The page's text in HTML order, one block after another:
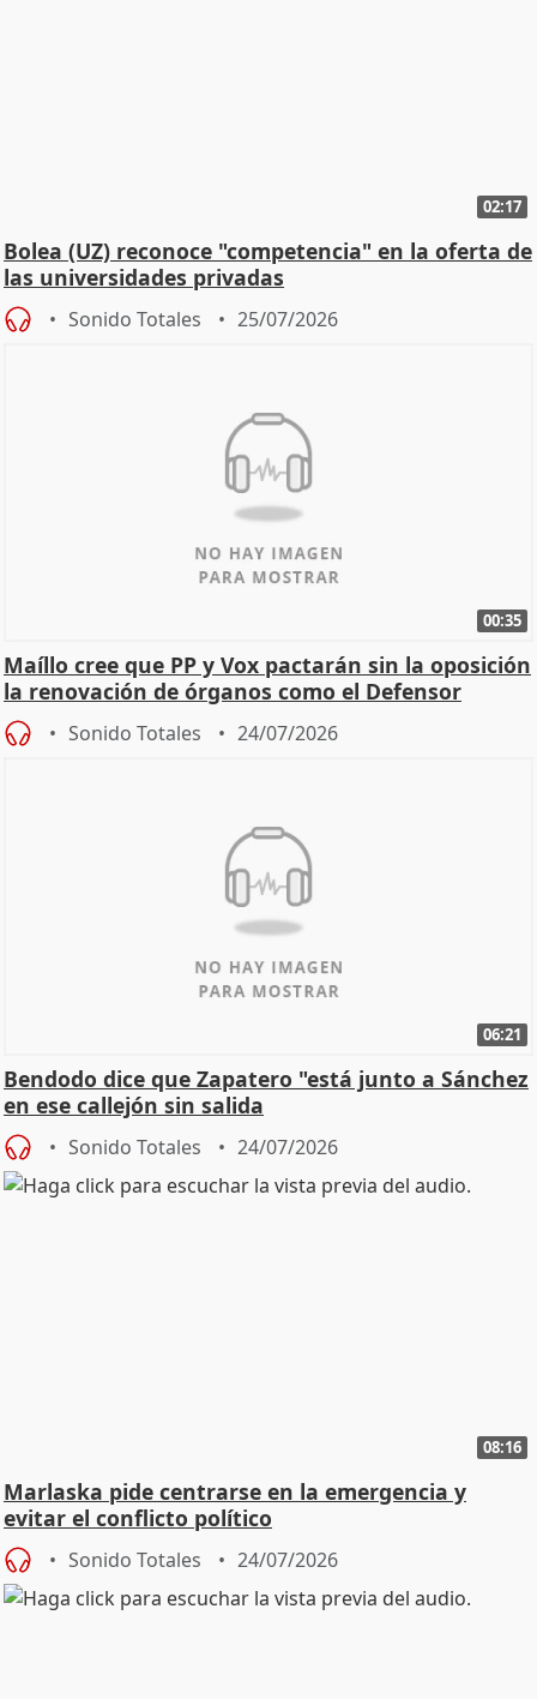
02:17
Bolea (UZ) reconoce "competencia" en la oferta de
las universidades privadas
Sonido Totales 25/07/2026
00:35
Maíllo cree que PP y Vox pactarán sin la oposición
la renovación de órganos como el Defensor
Sonido Totales 24/07/2026
06:21
Bendodo dice que Zapatero "está junto a Sánchez
en ese callejón sin salida
Sonido Totales 24/07/2026
08:16
Marlaska pide centrarse en la emergencia y
evitar el conflicto político
Sonido Totales 24/07/2026